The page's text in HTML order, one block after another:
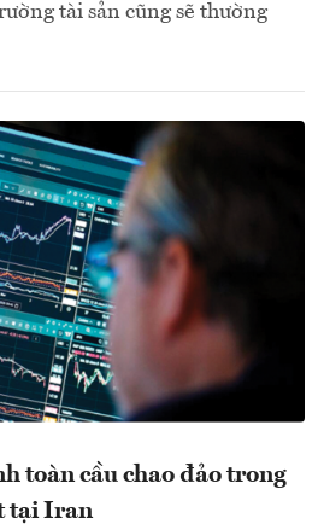
tài sản cũng sẽ thường
toàn cầu chao đảo trong
tại Iran